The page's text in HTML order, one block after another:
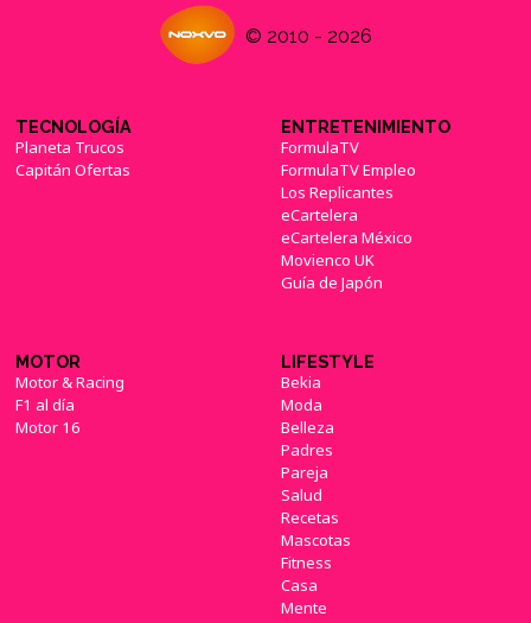
© 2010 - 2026
TECNOLOGÍA
Planeta Trucos
Capitán Ofertas
ENTRETENIMIENTO
FormulaTV
FormulaTV Empleo
Los Replicantes
eCartelera
eCartelera México
Movienco UK
Guía de Japón
MOTOR
Motor & Racing
F1 al día
Motor 16
LIFESTYLE
Bekia
Moda
Belleza
Padres
Pareja
Salud
Recetas
Mascotas
Fitness
Casa
Mente